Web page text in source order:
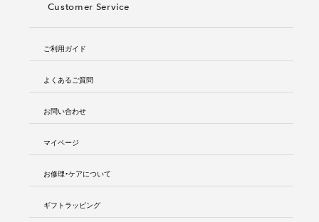
Customer Service
ご利用ガイド
よくあるご質問
お問い合わせ
マイページ
お修理・ケアについて
ギフトラッピング